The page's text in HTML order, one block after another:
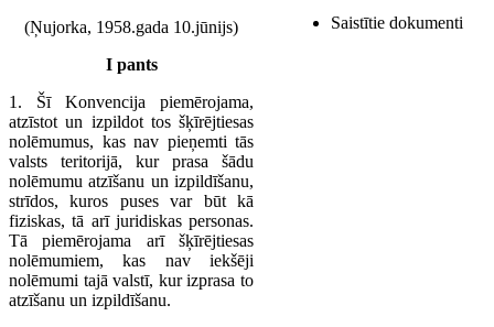
(Ņujorka, 1958.gada 10.jūnijs)
I pants
1. Šī Konvencija piemērojama,
atzīstot un izpildot tos šķīrējtiesas
nolēmumus, kas nav pieņemti tās
valsts teritorijā, kur prasa šādu
nolēmumu atzīšanu un izpildīšanu,
strīdos, kuros puses var būt kā
fiziskas, tā arī juridiskas personas.
Tā piemērojama arī šķīrējtiesas
nolēmumiem, kas nav iekšēji
nolēmumi tajā valstī, kur izprasa to
atzīšanu un izpildīšanu.
Saistītie dokumenti